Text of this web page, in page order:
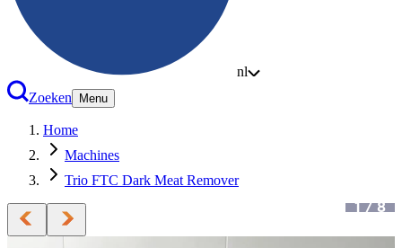
nl
Zoeken
Menu
Home
Machines
Trio FTC Dark Meat Remover
1/8